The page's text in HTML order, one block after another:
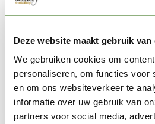
Deze website maakt gebruik van
We gebruiken cookies om
personaliseren, om functies voor
en om ons websiteverkeer te
informatie over uw gebruik van
partners voor social media,
Winter Wild Tuft 5mm - GG5-W
€5,40
Niet op voorraad